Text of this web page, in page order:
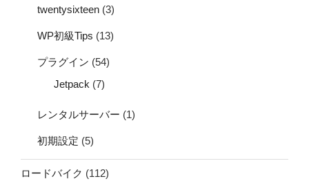
twentysixteen (3)
WP初級Tips (13)
プラグイン (54)
Jetpack (7)
レンタルサーバー (1)
初期設定 (5)
ロードバイク (112)